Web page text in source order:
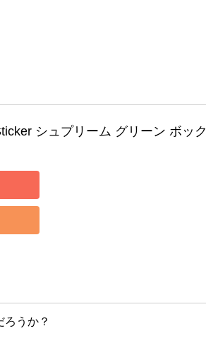
シュプリーム グリーン ボック
うか？